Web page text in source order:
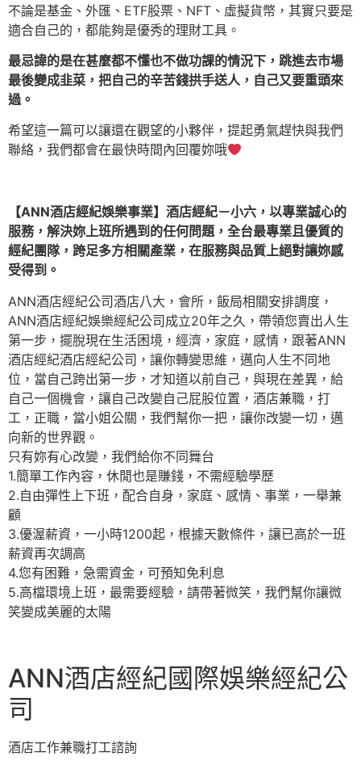
不論是基金、外匯、ETF股票、NFT、虛擬貨幣，其實只要是
適合自己的，都能夠是優秀的理財工具。
最忌諱的是在甚麼都不懂也不做功課的情況下，跳進去市場
最後變成韭菜，把自己的辛苦錢拱手送人，自己又要重頭來
過。
希望這一篇可以讓還在觀望的小夥伴，提起勇氣趕快與我們
聯絡，我們都會在最快時間內回覆妳哦
【ANN酒店經紀娛樂事業】酒店經紀－小六，以專業誠心的
服務，解決妳上班所遇到的任何問題，全台最專業且優質的
經紀團隊，跨足多方相關產業，在服務與品質上絕對讓妳感
受得到。
ANN酒店經紀公司酒店八大，會所，飯局相關安排調度，
ANN酒店經紀娛樂經紀公司成立20年之久，帶領您賣出人生
第一步，擺脫現在生活困境，經濟，家庭，感情，跟著ANN
酒店經紀酒店經紀公司，讓你轉變思維，邁向人生不同地
位，當自己跨出第一步，才知道以前自己，與現在差異，給
自己一個機會，讓自己改變自己屁股位置，酒店兼職，打
工，正職，當小姐公關，我們幫你一把，讓你改變一切，邁
向新的世界觀。
只有妳有心改變，我們給你不同舞台
1.簡單工作內容，休閒也是賺錢，不需經驗學歷
2.自由彈性上下班，配合自身，家庭、感情、事業，一舉兼
顧
3.優渥薪資，一小時1200起，根據天數條件，讓已高於一班
薪資再次調高
4.您有困難，急需資金，可預知免利息
5.高檔環境上班，最需要經驗，請帶著微笑，我們幫你讓微
笑變成美麗的太陽
ANN酒店經紀國際娛樂經紀公
司
酒店工作兼職打工諮詢